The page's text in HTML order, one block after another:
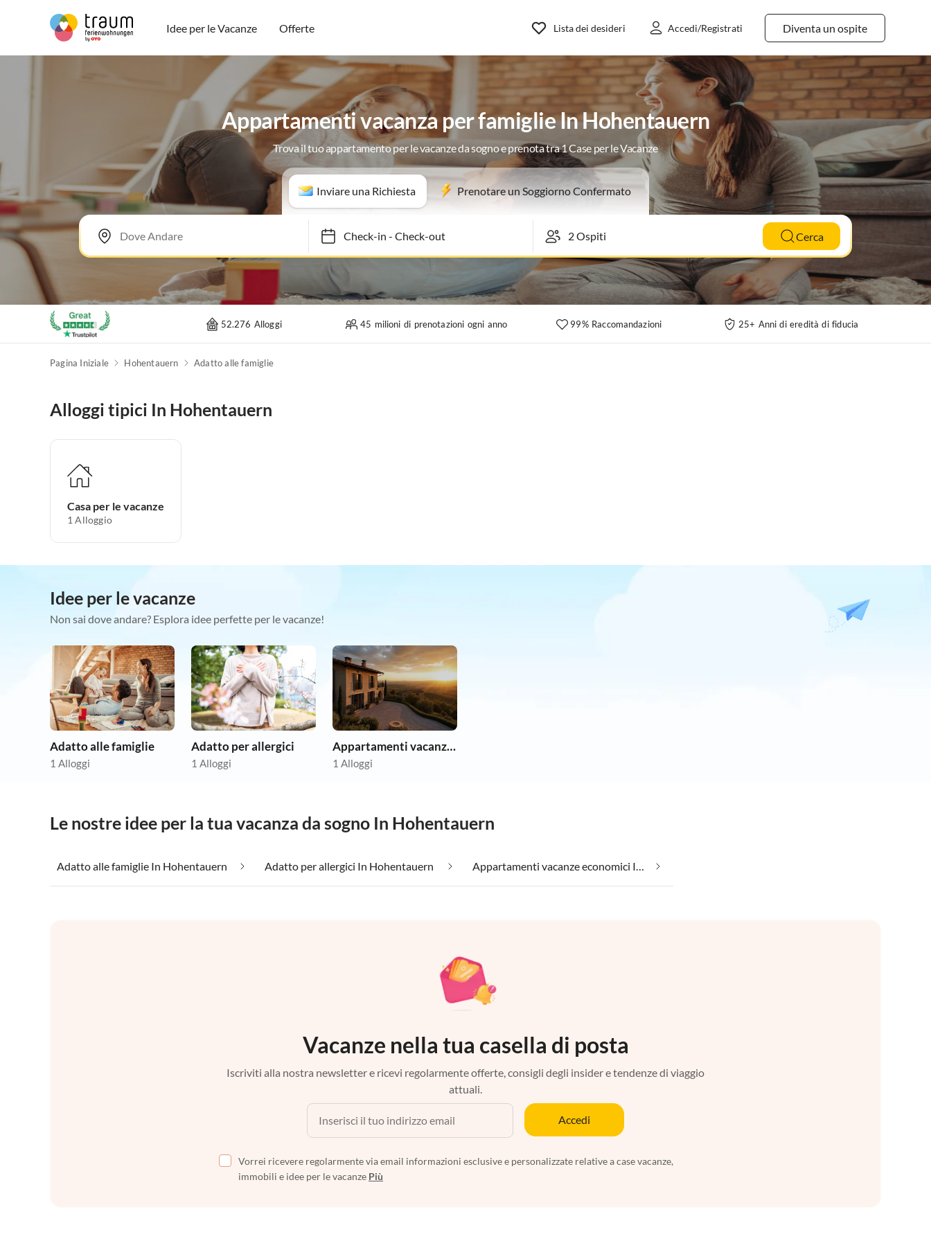
Idee per le Vacanze Offerte Diventa un ospite
Lista dei desideri Accedi/Registrati
Appartamenti vacanza per famiglie In Hohentauern
Trova il tuo appartamento per le vacanze da sogno e prenota tra 1 Case per le Vacanze
Inviare una Richiesta Prenotare un Soggiorno Confermato
Check-in- Check-out Cerca
52.276 Alloggi 45 milioni di prenotazioni ogni anno 99% Raccomandazioni 25+ Anni di eredità di fiducia
Pagina Iniziale Hohentauern Adatto alle famiglie
Alloggi tipici In Hohentauern
Casa per le vacanze
1 Alloggio
Idee per le vacanze
Non sai dove andare? Esplora idee perfette per le vacanze!
Adatto alle famiglie
1 Alloggi
Adatto per allergici
1 Alloggi
Appartamenti vacanze economici
1 Alloggi
Le nostre idee per la tua vacanza da sogno In Hohentauern
Adatto alle famiglie In Hohentauern Adatto per allergici In Hohentauern Appartamenti vacanze economici In Hohentauern
Vacanze nella tua casella di posta
Iscriviti alla nostra newsletter e ricevi regolarmente offerte, consigli degli insider e tendenze di viaggio
attuali.
Accedi
Vorrei ricevere regolarmente via email informazioni esclusive e personalizzate relative a case vacanze,
immobili e idee per le vacanze Più